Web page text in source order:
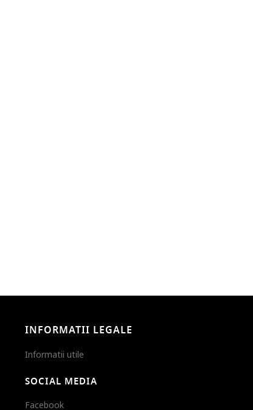
INFORMATII LEGALE
Informatii utile
SOCIAL MEDIA
Facebook